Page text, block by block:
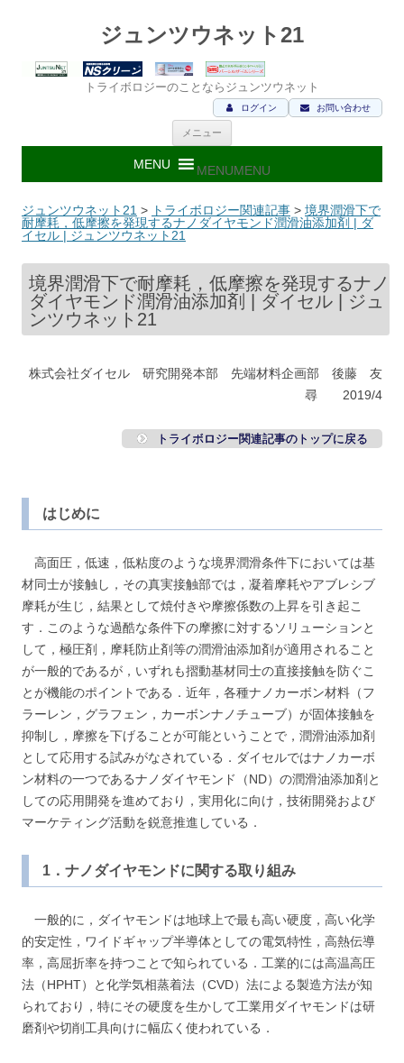
ジュンツウネット21
トライボロジーのことならジュンツウネット
お問い合わせ
ログイン
メニュー
ン
ツ
ス
キ
ッ
MENUMENU
ジュンツウネット21 > トライボロジー関連記事 > 境界潤滑下で
耐摩耗，低摩擦を発現するナノダイヤモンド潤滑油添加剤 | ダ
イセル | ジュンツウネット21
境界潤滑下で耐摩耗，低摩擦を発現するナノ
ダイヤモンド潤滑油添加剤 | ダイセル | ジュ
ンツウネット21
株式会社ダイセル 研究開発本部 先端材料企画部 後藤 友
尋 2019/4
トライボロジー関連記事のトップに戻る
はじめに
高面圧，低速，低粘度のような境界潤滑条件下においては基
材同士が接触し，その真実接触部では，凝着摩耗やアブレシブ
摩耗が生じ，結果として焼付きや摩擦係数の上昇を引き起こ
す．このような過酷な条件下の摩擦に対するソリューションと
して，極圧剤，摩耗防止剤等の潤滑油添加剤が適用されること
が一般的であるが，いずれも摺動基材同士の直接接触を防ぐこ
とが機能のポイントである．近年，各種ナノカーボン材料（フ
ラーレン，グラフェン，カーボンナノチューブ）が固体接触を
抑制し，摩擦を下げることが可能ということで，潤滑油添加剤
として応用する試みがなされている．ダイセルではナノカーボ
ン材料の一つであるナノダイヤモンド（ND）の潤滑油添加剤と
しての応用開発を進めており，実用化に向け，技術開発および
マーケティング活動を鋭意推進している．
1．ナノダイヤモンドに関する取り組み
一般的に，ダイヤモンドは地球上で最も高い硬度，高い化学
的安定性，ワイドギャップ半導体としての電気特性，高熱伝導
率，高屈折率を持つことで知られている．工業的には高温高圧
法（HPHT）と化学気相蒸着法（CVD）法による製造方法が知
られており，特にその硬度を生かして工業用ダイヤモンドは研
磨剤や切削工具向けに幅広く使われている．